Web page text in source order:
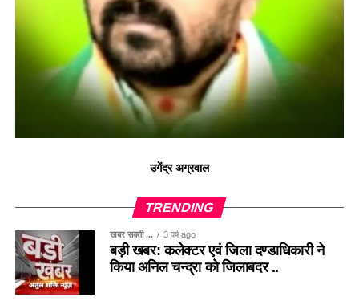
उगेंद्र अग्रवाल
TRENDING
खबर सक्ती ... 3 वर्ष ago
बड़ी खबर: कलेक्टर एवं जिला दण्डाधिकारी ने
किया अनिल चन्द्रा को जिलाबदर ..